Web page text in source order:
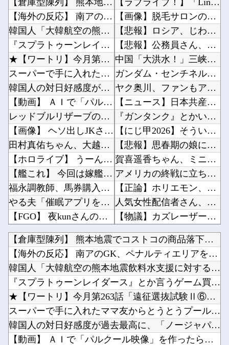
【倉庫型陳列】 熊本地震でコストコの商品落下「重く受け止めております」地震大国で「高積み陳...
【海外の反応】 南アのGK、ペナルティエリアを壮大に勘違いして一発退場「どんな空間認識能力...
韓国人「大韓航空の熊本地震飲料水支援に対する日本人の反応をご覧ください・・・」→「」
『スプラトゥーンレイダース』とか言うゲーム買ったんやけど
★【ワートリ】今月第263話「遠征選抜試験Ⅱ⑥」【最新話コメント用】
スーパーで手に入れたママ友からとうとうプールのお誘いが来た
韓国人の対日好感度が過去最高に、「ノージャパン」は終わった？＝ネット「中国より100倍いい...
【動画】 ＡＩで「パルクール映像」を作ったらなんかコワい結果に…ｗ！！
レッドブルリザーブの角田裕毅、ケイナさんと一緒に酒蔵巡りをしている模様
【画像】 ヘソ出しJKさん、股間の方まで見えてしまうｗｗｗｗｗｗｗｗｗ
田村真佑ちゃん、大越ひなのちゃんの脚の長さを絶賛！！！【乃木坂46】
【ホロライブ】 うーん実にラミィ
【艦これ】 今回は嫁艦フィニッシュチャンスよね
福永調教師、馬券購入者を軽んじる発言
やる夫「催眠アプリを手に入れたんだけど……これ必要だった？」 第29話
【FGO】 夜kunさんのモルガンイラスト！！ 蝶の羽好きです！
ブログ更新停止のお知らせ
ロッテ毛利海大、vs西武0.92 vsその他7.41
【ワンピース】 で死んだキャラで打順組んだったｗｗｗｗ
Powered by livedoor 相互RSS
【ラブライブ！】「Link！Like！ラブライブ！」運営チームです。【蓮ノ空】他
【画像】脱毛サロンのお姉さん、特別サービスがエ□すぎる件ｗｗｗｗｗｗ他
【悲報】ロシア、じわじわと逝き始める他
【悲報】公務員さん、ボーナスを増額「民間企業に合わせました」ｗｗｗｗｗｗｗｗｗｗ他
中国「大洪水！」三峡ダム「決壊危機」台風13号「三峡直撃確定」日本「最も強い勢力で接近！（...
ガンダム・センチネルの小説を読んでラスボスに驚いた他
ヤク奥川、ファンもアンチも騒げない成績を残す他
【ニュース】日本共産党の街宣車、ほんと碌でもないな他
『ガンタンク』とかいう謎のモビルスーツ他
【にじ甲2026】そういや前から謎に思ってたんやがなんでマドロックなんてアナウンス入ってた...
【悲報】思春期の娘に「キモッ」と言われたお父さん、グレる他
賀喜遥香ちゃん、ミニカズーで最駆けを演奏ｗ【乃木坂46】他
アメリカの終戦に立ちはだかる壁、イスラエルはトランプ和平案に「同意せず」！他
【正論】ホリエモン、移民受け入れ反対派にブチギレ→スタジオ誰も反論できず沈黙他
人気女性配信者さん、全財産がバレる → 金額がヤバすぎるｗｗｗｗｗｗ他
【物議】カズレーザー「任意保険は強制にしろ」→なんG民「それただの金持ち理論」と反論ｗｗｗ...
ドラクエのゼシカとかいう人気キャラｗｗｗｗ他
【画像】思わず保存したくなる「笑える画像・最高な画像」貼っていけｗｗｗｗｗ他
【ウマ娘】海外のファンアートからしか得られない栄養素がある。←「おデジ以外味付けが濃いな…...
無双するガンダムって意外といないよね他
【ラブライブ！】みらぱラジオ、ガチホモ他
スマホって普及して20年くらい経つのに「落とすだけで割れる」問題いつまでもクリアできてない...
【にじさんじ】梢桃音、映画ちいかわ感想＆考察会＆平和的解決RTA！なんか道徳の授業みたい他
【悲報】「HUNTER×HUNTER」のビヨンド=ネテロさん、何か思ってた奴と違う・・・他
【倉庫型陳列】 熊本地震でコストコの商品落下「重く受け止めて...
【海外の反応】 南アのGK、ペナルティエリアを壮大に勘違いし...
韓国人「大韓航空の熊本地震飲料水支援に対する日本人の反応をご...
『スプラトゥーンレイダース』とか言うゲーム買ったんやけど
★【ワートリ】今月第263話「遠征選抜試験Ⅱ⑥」【最新話コメ...
スーパーで手に入れたママ友からとうとうプールのお誘いが来た
韓国人の対日好感度が過去最高に、「ノージャパン」は終わった？...
【動画】 ＡＩで「パルクール映像」を作ったらなんかコワい結果...